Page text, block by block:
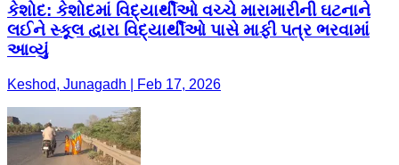
કેશોદ: કેશોદમાં વિદ્યાર્થીઓ વચ્ચે મારામારીની ઘટનાને
લઈને સ્કૂલ દ્વારા વિદ્યાર્થીઓ પાસે માફી પત્ર ભરવામાં
આવ્યું
Keshod, Junagadh | Feb 17, 2026